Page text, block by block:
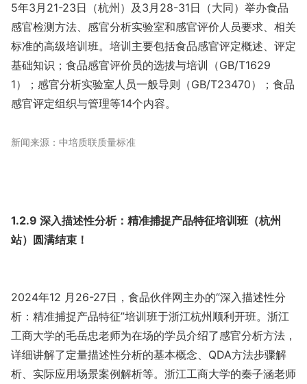
5年3月21-23日（杭州）及3月28-31日（大同）举办食品
感官检测方法、感官分析实验室和感官评价人员要求、相关
标准的高级培训班。培训主要包括食品感官评定概述、评定
基础知识；食品感官评价员的选拔与培训（GB/T1629
1）；感官分析实验室人员一般导则（GB/T23470）；食品
感官评定组织与管理等14个内容。
新闻来源：中培质联质量标准
1.2.9 深入描述性分析：精准捕捉产品特征培训班（杭州
站）圆满结束！
2024年12 月26-27日，食品伙伴网主办的“深入描述性分
析：精准捕捉产品特征”培训班于浙江杭州顺利开班。浙江
工商大学的毛岳忠老师为在场的学员介绍了感官分析方法，
详细讲解了定量描述性分析的基本概念、QDA方法步骤解
析、实际应用场景案例解析等。浙江工商大学的秦子涵老师